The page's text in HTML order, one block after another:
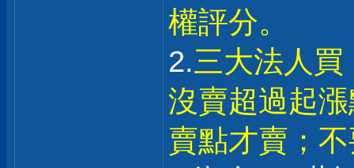
權評分。
2.三大法人
沒賣超過起
賣點才賣；